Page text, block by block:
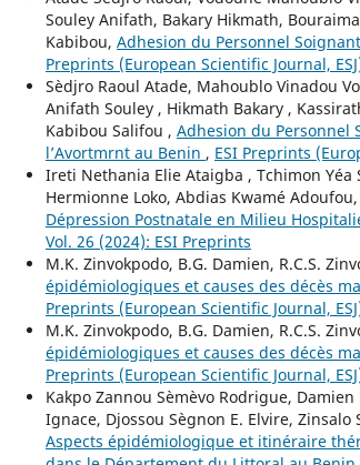
Souley Anifath, Bakary Hikmath,
Kabibou, Adhesion du Personnel
Preprints (European Scientific Journal,
Sèdjro Raoul Atade, Mahoublo Vinadou
Anifath Souley , Hikmath Bakary ,
Kabibou Salifou , Adhesion du Personnel
l’Avortmrnt au Benin , ESI Preprints
Ireti Nethania Elie Ataigba , Tchimon
Hermionne Loko, Abdias Kwamé
Dépression Postnatale en Milieu
Vol. 26 (2024): ESI Preprints
M.K. Zinvokpodo, B.G. Damien, R.C.S.
épidémiologiques et causes des décès
Preprints (European Scientific Journal,
M.K. Zinvokpodo, B.G. Damien, R.C.S.
épidémiologiques et causes des décès
Preprints (European Scientific Journal,
Kakpo Zannou Sèmèvo Rodrigue,
Ignace, Djossou Sègnon E. Elvire,
Aspects épidémiologique et itinéraire